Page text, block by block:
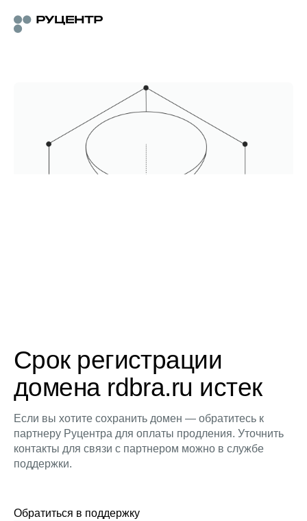
Срок регистрации
домена rdbra.ru истек
Если вы хотите сохранить домен — обратитесь к
партнеру Руцентра для оплаты продления. Уточнить
контакты для связи с партнером можно в службе
поддержки.
Обратиться в поддержку